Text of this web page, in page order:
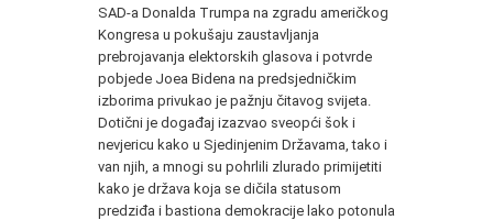
SAD-a Donalda Trumpa na zgradu američkog
Kongresa u pokušaju zaustavljanja
prebrojavanja elektorskih glasova i potvrde
pobjede Joea Bidena na predsjedničkim
izborima privukao je pažnju čitavog svijeta.
Dotični je događaj izazvao sveopći šok i
nevjericu kako u Sjedinjenim Državama, tako i
van njih, a mnogi su pohrlili zlurado primijetiti
kako je država koja se dičila statusom
predziđa i bastiona demokracije lako potonula